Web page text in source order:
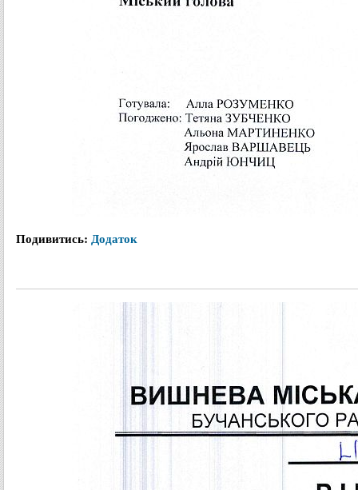
Подивитись: Додаток